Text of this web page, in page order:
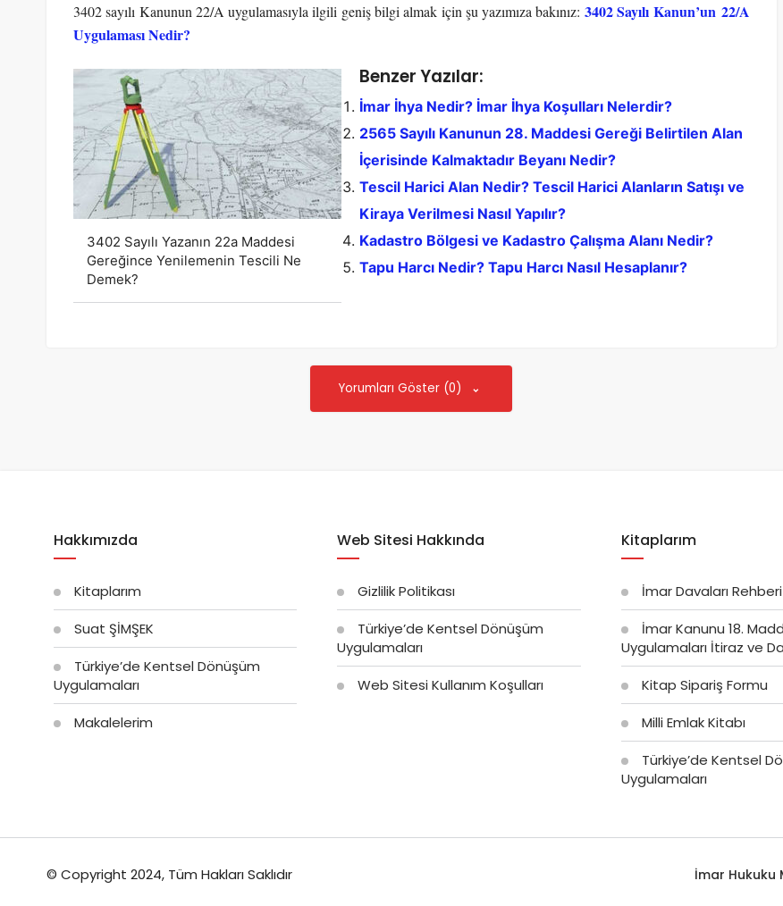
3402 sayılı Kanunun 22/A uygulamasıyla ilgili geniş bilgi almak için şu yazımıza bakınız: 3402 Sayılı Kanun’un 22/A
Uygulaması Nedir?
3402 Sayılı Yazanın 22a Maddesi
Gereğince Yenilemenin Tescili Ne
Demek?
Benzer Yazılar:
İmar İhya Nedir? İmar İhya Koşulları Nelerdir?
2565 Sayılı Kanunun 28. Maddesi Gereği Belirtilen Alan
İçerisinde Kalmaktadır Beyanı Nedir?
Tescil Harici Alan Nedir? Tescil Harici Alanların Satışı ve
Kiraya Verilmesi Nasıl Yapılır?
Kadastro Bölgesi ve Kadastro Çalışma Alanı Nedir?
Tapu Harcı Nedir? Tapu Harcı Nasıl Hesaplanır?
Yorumları Göster (0)
Hakkımızda
Kitaplarım
Suat ŞİMŞEK
Türkiye’de Kentsel Dönüşüm
Uygulamaları
Makalelerim
Web Sitesi Hakkında
Gizlilik Politikası
Türkiye’de Kentsel Dönüşüm
Uygulamaları
Web Sitesi Kullanım Koşulları
Kitaplarım
İmar Davaları
İmar Kanunu 18.
Uygulamaları İtiraz ve
Kitap Sipariş Formu
Milli Emlak Kitabı
Türkiye’de Kentsel
Uygulamaları
© Copyright 2024, Tüm Hakları Saklıdır İmar Hukuku